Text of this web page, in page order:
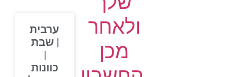
ולאחר
מכן
ערבית
| שבת
כוונות